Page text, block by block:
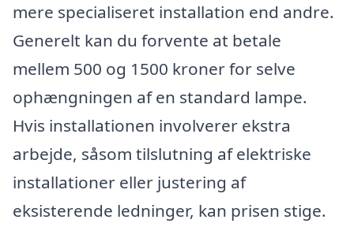
mere specialiseret installation end andre.
Generelt kan du forvente at betale
mellem 500 og 1500 kroner for selve
ophængningen af en standard lampe.
Hvis installationen involverer ekstra
arbejde, såsom tilslutning af elektriske
installationer eller justering af
eksisterende ledninger, kan prisen stige.